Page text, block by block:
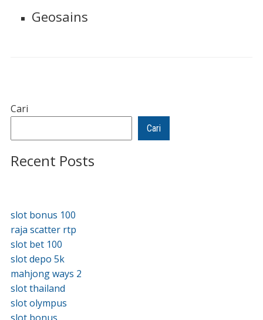
Cari
Cari
Recent Posts
slot bonus 100
raja scatter rtp
slot bet 100
slot depo 5k
mahjong ways 2
slot thailand
slot olympus
Geosains